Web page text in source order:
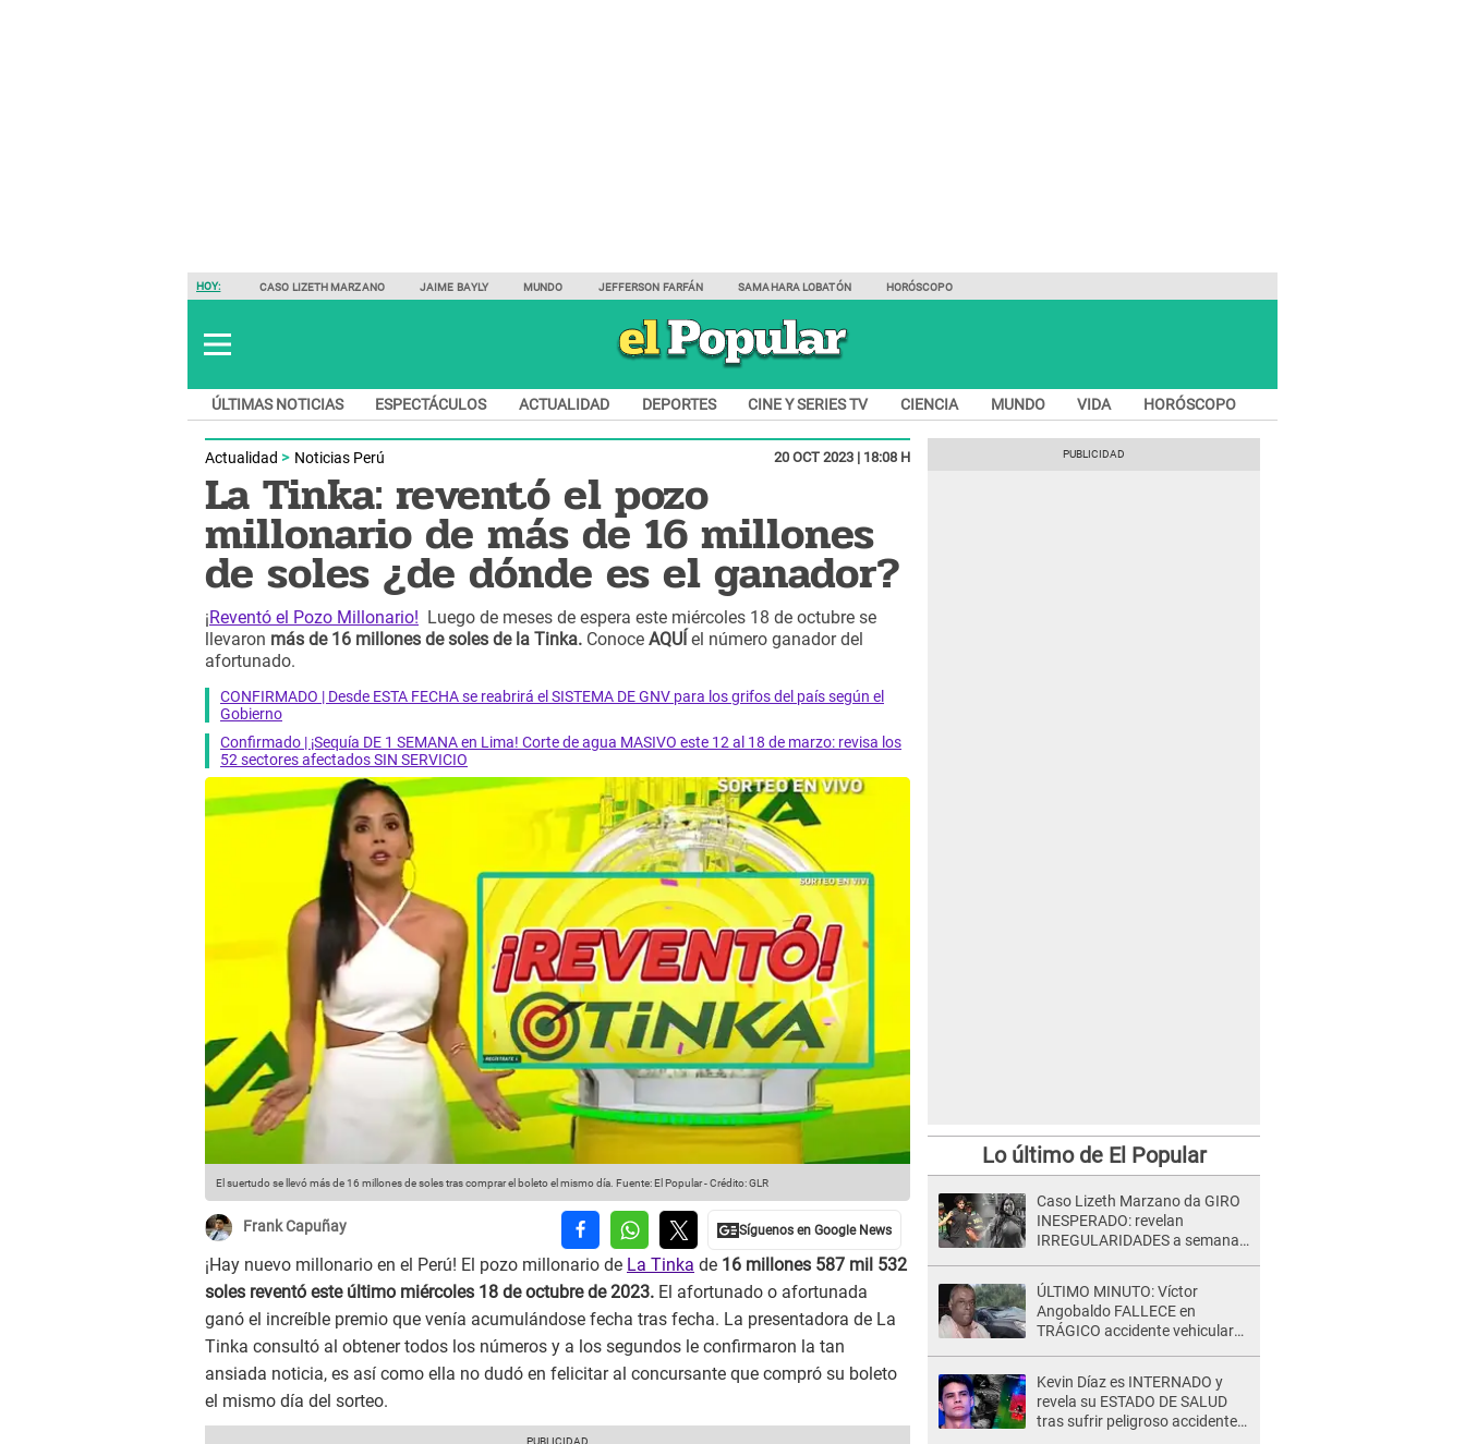
HOY: CASO LIZETH MARZANO JAIME BAYLY MUNDO JEFFERSON FARFÁN SAMAHARA LOBATÓN HORÓSCOPO
ÚLTIMAS NOTICIAS ESPECTÁCULOS ACTUALIDAD DEPORTES CINE Y SERIES TV CIENCIA MUNDO VIDA HORÓSCOPO
Actualidad Noticias Perú 20 OCT 2023 | 18:08 H
La Tinka: reventó el pozo
millonario de más de 16 millones
de soles ¿de dónde es el ganador?
¡Reventó el Pozo Millonario! Luego de meses de espera este miércoles 18 de octubre se
llevaron más de 16 millones de soles de la Tinka. Conoce AQUÍ el número ganador del
afortunado.
CONFIRMADO | Desde ESTA FECHA se reabrirá el SISTEMA DE GNV para los grifos del país según el
Gobierno
Confirmado | ¡Sequía DE 1 SEMANA en Lima! Corte de agua MASIVO este 12 al 18 de marzo: revisa los
52 sectores afectados SIN SERVICIO
El suertudo se llevó más de 16 millones de soles tras comprar el boleto el mismo día. Fuente: El Popular-Crédito: GLR
Frank Capuñay
¡Hay nuevo millonario en el Perú! El pozo millonario de La Tinka de 16 millones 587 mil 532
soles reventó este último miércoles 18 de octubre de 2023. El afortunado o afortunada
ganó el increíble premio que venía acumulándose fecha tras fecha. La presentadora de La
Tinka consultó al obtener todos los números y a los segundos le confirmaron la tan
ansiada noticia, es así como ella no dudó en felicitar al concursante que compró su boleto
el mismo día del sorteo.
Lo último de El Popular
Caso Lizeth Marzano da GIRO
INESPERADO: revelan
IRREGULARIDADES a semanas
Villar
ÚLTIMO MINUTO: Víctor
Angobaldo FALLECE en
TRÁGICO accidente vehicular
Kevin Díaz es INTERNADO y
revela su ESTADO DE SALUD
tras sufrir peligroso accidente